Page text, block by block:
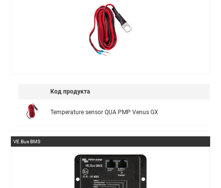
Код продукта
Temperature sensor QUA PMP Venus GX
VE.Bus BMS